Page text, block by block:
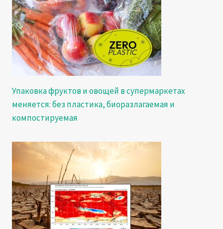
Упаковка фруктов и овощей в супермаркетах
меняется: без пластика, биоразлагаемая и
компостируемая